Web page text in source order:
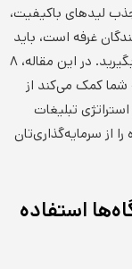
لیدهای باکیفیت،
غرفه است، باید
این ابزار تبلیغاتی را به‌صورت هوشمندانه به کار بگیرید. در این مقاله، ۸
شما کمک می‌کند از
تبلیغات
از سرمایه‌گذاری‌تان
استفاده